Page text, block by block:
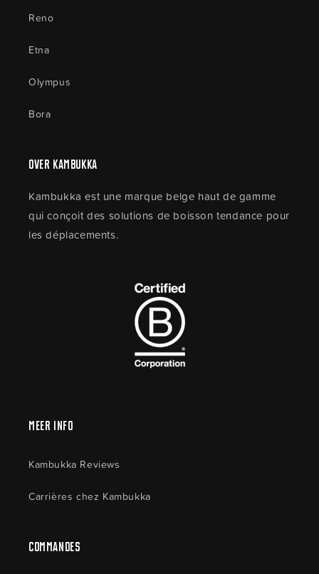
Reno
Etna
Olympus
Bora
Over Kambukka
Kambukka est une marque belge haut de gamme
qui conçoit des solutions de boisson tendance pour
les déplacements.
Meer Info
Kambukka Reviews
Carrières chez Kambukka
Commandes